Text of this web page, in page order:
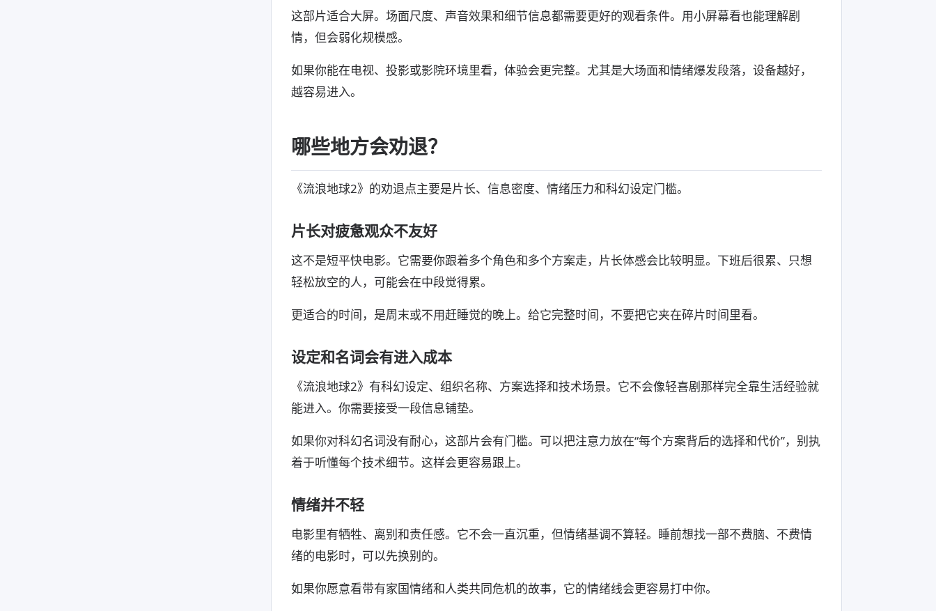
这部片适合大屏。场面尺度、声音效果和细节信息都需要更好的观看条件。用小屏幕看也能理解剧
情，但会弱化规模感。
如果你能在电视、投影或影院环境里看，体验会更完整。尤其是大场面和情绪爆发段落，设备越好，
越容易进入。
哪些地方会劝退？
《流浪地球2》的劝退点主要是片长、信息密度、情绪压力和科幻设定门槛。
片长对疲惫观众不友好
这不是短平快电影。它需要你跟着多个角色和多个方案走，片长体感会比较明显。下班后很累、只想
轻松放空的人，可能会在中段觉得累。
更适合的时间，是周末或不用赶睡觉的晚上。给它完整时间，不要把它夹在碎片时间里看。
设定和名词会有进入成本
《流浪地球2》有科幻设定、组织名称、方案选择和技术场景。它不会像轻喜剧那样完全靠生活经验就
能进入。你需要接受一段信息铺垫。
如果你对科幻名词没有耐心，这部片会有门槛。可以把注意力放在“每个方案背后的选择和代价”，别执
着于听懂每个技术细节。这样会更容易跟上。
情绪并不轻
电影里有牺牲、离别和责任感。它不会一直沉重，但情绪基调不算轻。睡前想找一部不费脑、不费情
绪的电影时，可以先换别的。
如果你愿意看带有家国情绪和人类共同危机的故事，它的情绪线会更容易打中你。